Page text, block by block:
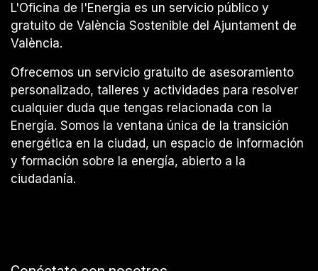
L'Oficina de l'Energia es un servicio público y
gratuito de València Sostenible del Ajuntament de
València.
Ofrecemos un servicio gratuito de asesoramiento
personalizado, talleres y actividades para resolver
cualquier duda que tengas relacionada con la
Energía. Somos la ventana única de la transición
energética en la ciudad, un espacio de información
y formación sobre la energía, abierto a la
ciudadanía.